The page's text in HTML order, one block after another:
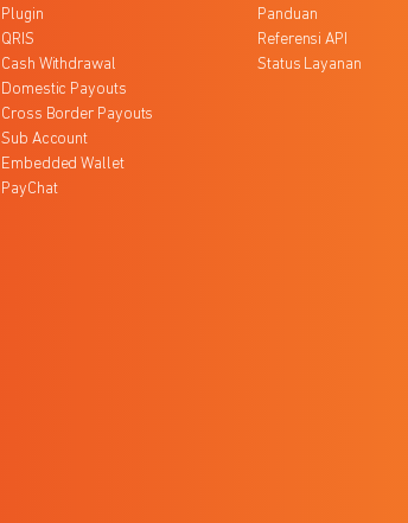
Plugin
QRIS
Cash Withdrawal
Domestic Payouts
Cross Border Payouts
Sub Account
Embedded Wallet
PayChat
Panduan
Referensi API
Status Layanan